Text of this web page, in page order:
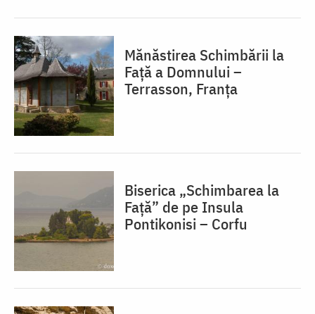
Mănăstirea Schimbării la
Față a Domnului –
Terrasson, Franţa
Biserica „Schimbarea la
Față” de pe Insula
Pontikonisi – Corfu